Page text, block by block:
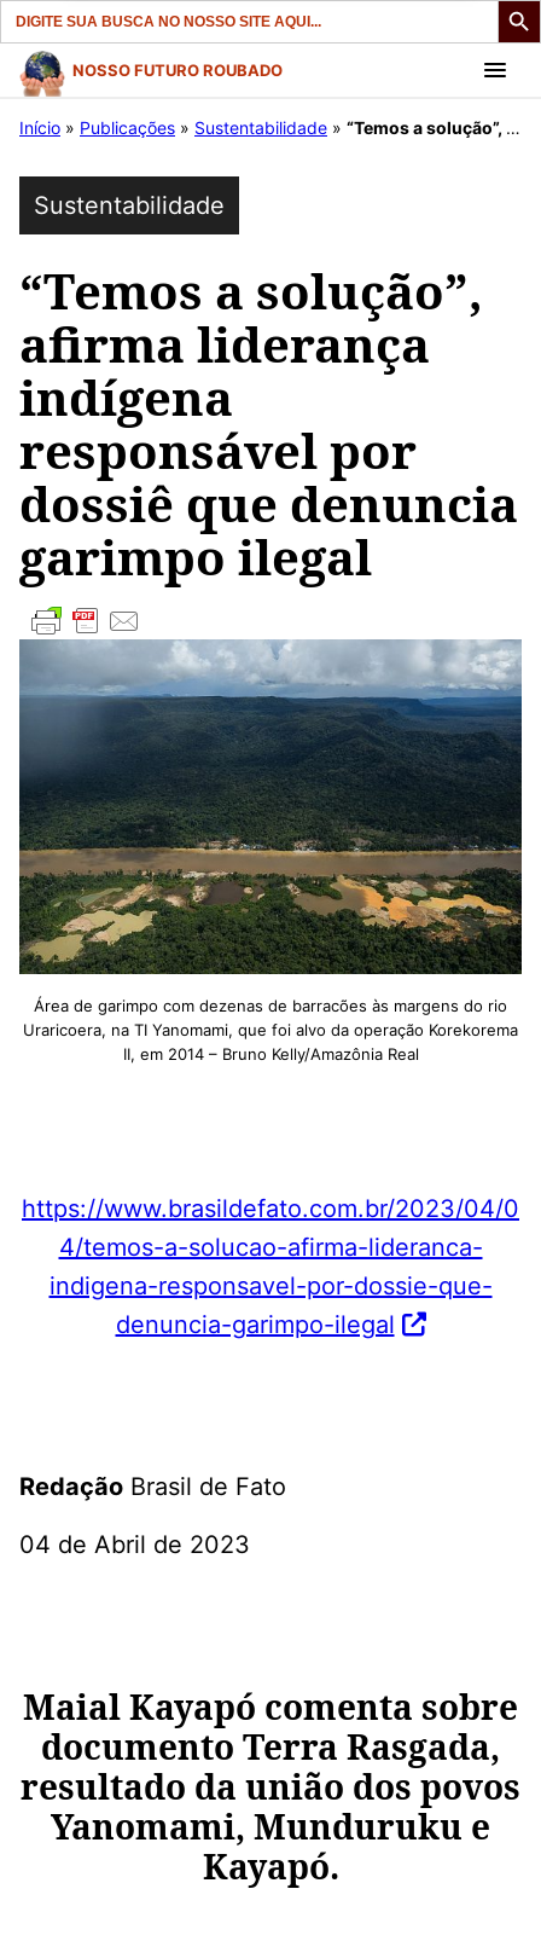
Search
for:
Pular
para
conteúdo
NOSSO FUTURO ROUBADO
Início » Publicações » Sustentabilidade » “Temos a solução”, afirma liderança indígena responsável por dossiê que denuncia garimpo ilegal
Sustentabilidade
“Temos a solução”,
afirma liderança
indígena
responsável por
dossiê que denuncia
garimpo ilegal
Área de garimpo com dezenas de barracões às margens do rio
Uraricoera, na TI Yanomami, que foi alvo da operação Korekorema
II, em 2014 – Bruno Kelly/Amazônia Real
https://www.brasildefato.com.br/2023/04/0
4/temos-a-solucao-afirma-lideranca-
indigena-responsavel-por-dossie-que-
denuncia-garimpo-ilegal
Redação Brasil de Fato
04 de Abril de 2023
Maial Kayapó comenta sobre
documento Terra Rasgada,
resultado da união dos povos
Yanomami, Munduruku e
Kayapó.